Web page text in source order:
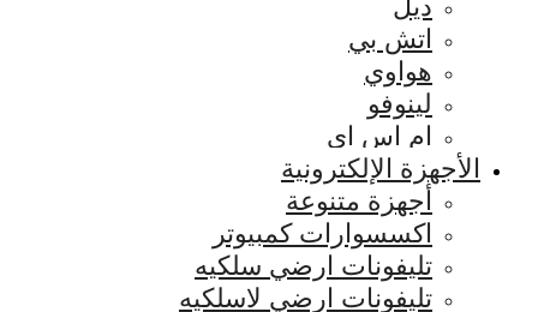
ديل
اتش بي
هواوي
لينوفو
ام اس اي
الأجهزة الإلكترونية
أجهزة متنوعة
اكسسوارات كمبيوتر
تليفونات ارضي سلكيه
تليفونات ارضي لاسلكيه